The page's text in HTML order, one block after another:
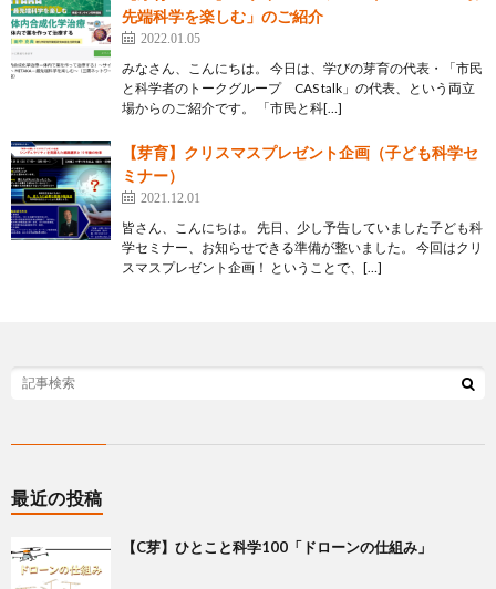
先端科学を楽しむ」のご紹介
2022.01.05
みなさん、こんにちは。 今日は、学びの芽育の代表・「市民
と科学者のトークグループ CAS talk」の代表、という両立
場からのご紹介です。 「市民と科[…]
【芽育】クリスマスプレゼント企画（子ども科学セ
ミナー）
2021.12.01
皆さん、こんにちは。 先日、少し予告していました子ども科
学セミナー、お知らせできる準備が整いました。 今回はクリ
スマスプレゼント企画！ ということで、[…]
最近の投稿
【C芽】ひとこと科学100「ドローンの仕組み」